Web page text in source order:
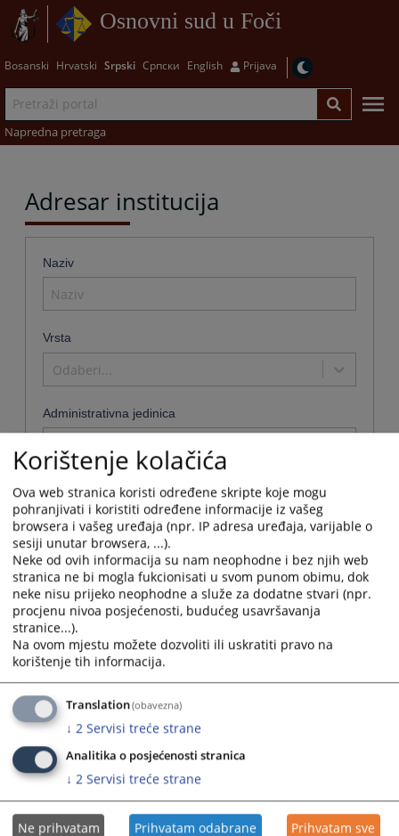
Osnovni sud u Foči
Bosanski Hrvatski Srpski Српски English Prijava
Napredna pretraga
Adresar institucija
Naziv
Vrsta
Odaberi...
Administrativna jedinica
Naziv
Osnovni sud u Foči
Naziv institucije:
Osnovni sud u Foči
Adresa:
Njegoševa 25, 73300 Foča
Telefon:
Telefaks:
058 210 918
Adresa elektronske pošte:
ljubisa.krsmanovic@pravosudje.ba
Radno vrijeme:
07:00-15:00
Predsjednik:
Antonela Jokanović-Janjić
Potvrde koje se
mogu dobiti u
sudu:
uvjerenje o nevođenju krivičnog postupka, uvjerenje o
nevođenju prekršajnog postupka kao i da nije izrečena
zaštitna mjera.
Telefon:
058 210 918 - predsjednik suda
Korištenje kolačića
Ova web stranica koristi određene skripte koje mogu
pohranjivati i koristiti određene informacije iz vašeg
browsera i vašeg uređaja (npr. IP adresa uređaja, varijable o
sesiji unutar browsera, ...).
Neke od ovih informacija su nam neophodne i bez njih web
stranica ne bi mogla fukcionisati u svom punom obimu, dok
neke nisu prijeko neophodne a služe za dodatne stvari (npr.
procjenu nivoa posjećenosti, budućeg usavršavanja
stranice...).
Na ovom mjestu možete dozvoliti ili uskratiti pravo na
korištenje tih informacija.
Translation(obavezna)
↓ 2 Servisi treće strane
Analitika o posjećenosti stranica
↓ 2 Servisi treće strane
Ne prihvatam Prihvatam odabrane Prihvatam sve